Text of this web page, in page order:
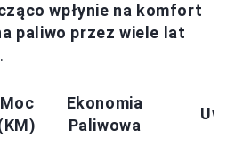
wpłynie na komfort
paliwo przez wiele lat
.
Moc
Ekonomia
Paliwowa